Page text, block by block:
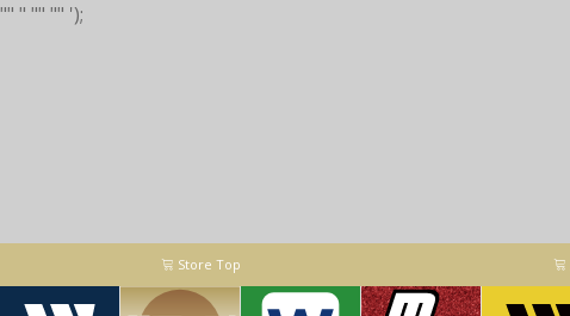
"" " "" "" ');
Store Top